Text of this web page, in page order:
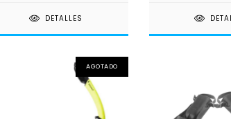
DETALLES
AGOTADO